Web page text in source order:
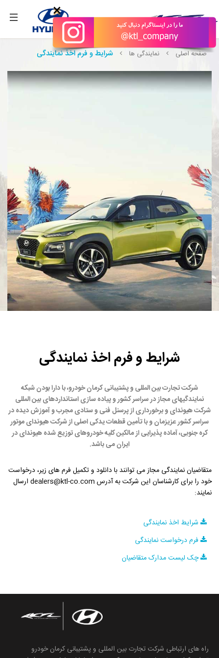
×
صفحه اصلی نمایندگی ها شرایط و فرم اخذ نمایندگی
شرایط و فرم اخذ نمایندگی
شرکت تجارت بین المللی و پشتیبانی کرمان خودرو، با دارا بودن شبکه
نمایندگیهای مجاز در سراسر کشور و پیاده سازی استانداردهای بین المللی
شرکت هیوندای و برخورداری از پرسنل فنی و ستادی مجرب و آموزش دیده در
سراسر کشور عزیزمان و با تأمین قطعات یدکی اصلی از شرکت هیوندای موتور
کره جنوبی، آماده پذیرایی از مالکین کلیه خودروهای توزیع شده هیوندای در
ایران می باشد.
متقاضیان نمایندگی مجاز می توانند با دانلود و تکمیل فرم های زیر، درخواست
خود را برای کارشناسان این شرکت به آدرس dealers@ktl-co.com ارسال
نمایند:
شرایط اخذ نمایندگی
فرم درخواست نمایندگی
چک لیست مدارک متقاضیان
راه های ارتباطی شرکت تجارت بین المللی و پشتیبانی کرمان خودرو